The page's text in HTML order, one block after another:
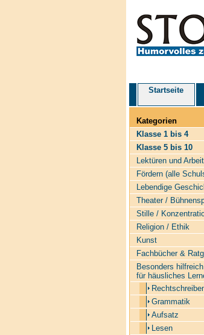
Startseite
Kategorien
Klasse 1 bis 4
Klasse 5 bis 10
Lektüren und
Fördern (alle
Lebendige
Theater /
Stille /
Religion / Ethik
Kunst
Fachbücher &
Besonders hilfreich
für häusliches
Grammatik
Aufsatz
Lesen